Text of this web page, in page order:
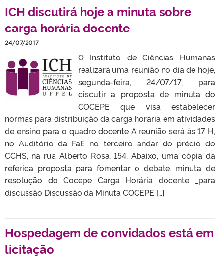
TELEFONES
ICH discutirá hoje a minuta sobre
carga horária docente
24/07/2017
O Instituto de Ciências Humanas
realizará uma reunião no dia de hoje,
segunda-feira, 24/07/17, para
discutir a proposta de minuta do
COCEPE que visa estabelecer
normas para distribuição da carga horária em atividades
de ensino para o quadro docente A reunião será às 17 H,
no Auditório da FaE no terceiro andar do prédio do
CCHS, na rua Alberto Rosa, 154. Abaixo, uma cópia da
referida proposta para fomentar o debate. minuta de
resolução do Cocepe Carga Horária docente _para
discussão Discussão da Minuta COCEPE […]
Hospedagem de convidados está em
licitação